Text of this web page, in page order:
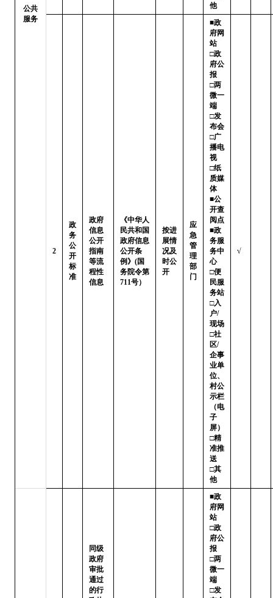
公共
服务
他
2
政
务
公
开
标
准
政府
信息
公开
指南
等流
程性
信息
《中华人
民共和国
政府信息
公开条
例》(国
务院令第
711号）
按进
展情
况及
时公
开
应
急
管
理
部
门
■政
府网
站
□政
府公
报
□两
微一
端
□发
布会
□广
播电
视
□纸
质媒
体
■公
开查
阅点
■政
务服
务中
心
□便
民服
务站
□入
户/
现场
□社
区/
企事
业单
位、
村公
示栏
（电
子
屏）
□精
准推
送
□其
他
√
同级
政府
审批
通过
的行
■政
府网
站
□政
府公
报
□两
微一
端
□发